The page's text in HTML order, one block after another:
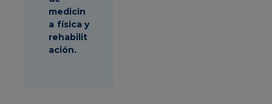
medicin
a física y
rehabilit
ación.